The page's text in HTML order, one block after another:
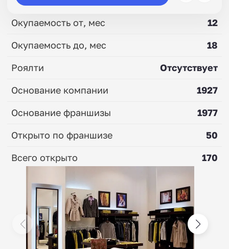
Окупаемость от, мес
12
Окупаемость до, мес
18
Роялти
Отсутствует
Основание компании
1927
Основание франшизы
1977
Открыто по франшизе
50
Всего открыто
170